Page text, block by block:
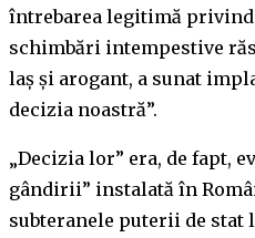
întrebarea legitimă privind
schimbări intempestive
laș și arogant, a sunat
decizia noastră”.
„Decizia lor” era, de fapt,
gândirii” instalată în
subteranele puterii de stat